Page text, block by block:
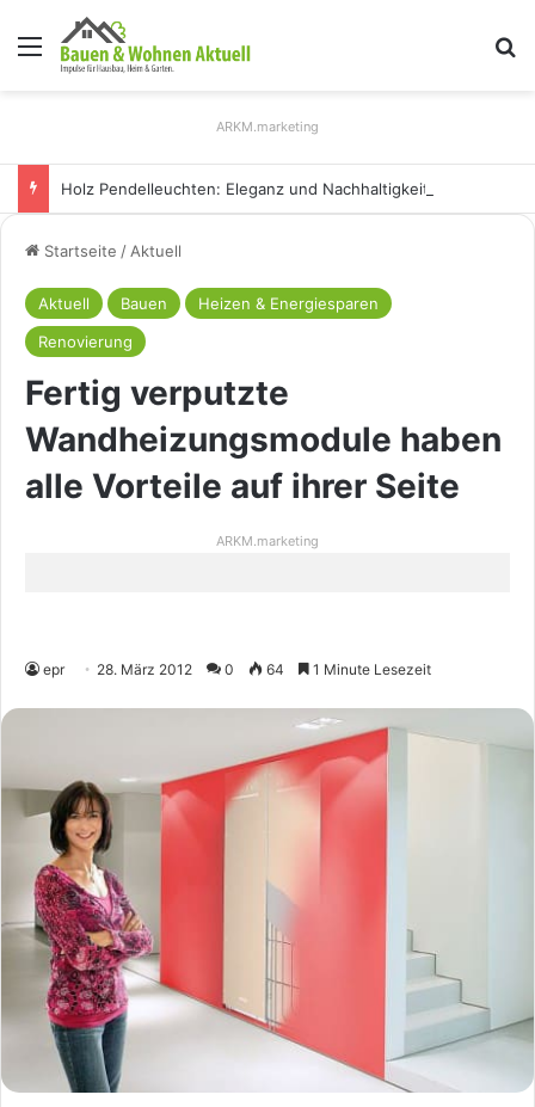
Menü
ARKM.marketing
Startseite / Aktuell
Aktuell Bauen
Heizen & Energiesparen
Renovierung
Fertig verputzte
Wandheizungsmodule haben
alle Vorteile auf ihrer Seite
ARKM.marketing
epr 28. März 2012 0 64 1 Minute Lesezeit